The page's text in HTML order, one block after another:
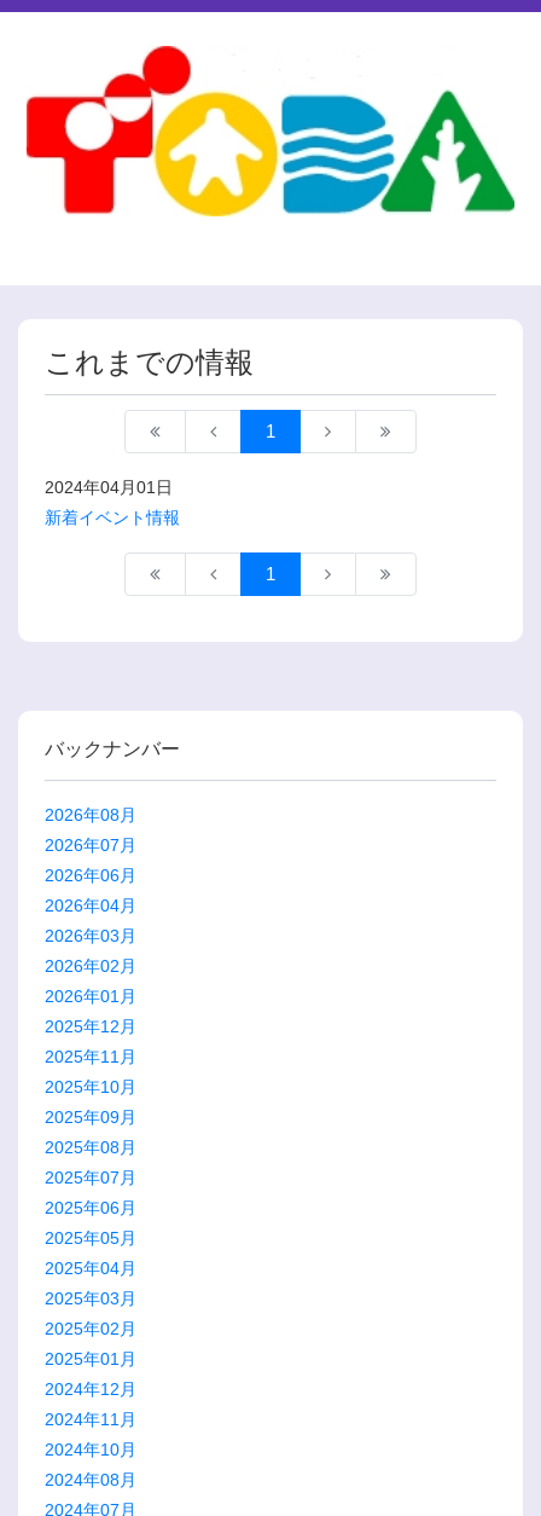
これまでの情報
1
2024年04月01日
新着イベント情報
1
バックナンバー
2026年08月
2026年07月
2026年06月
2026年04月
2026年03月
2026年02月
2026年01月
2025年12月
2025年11月
2025年10月
2025年09月
2025年08月
2025年07月
2025年06月
2025年05月
2025年04月
2025年03月
2025年02月
2025年01月
2024年12月
2024年11月
2024年10月
2024年08月
2024年07月